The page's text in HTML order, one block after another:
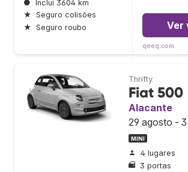
● Inclui 3604 km
★ Seguro colisões
★ Seguro roubo Ver
qeeq.com
Thrifty
Fiat 500
Alacante
29 agosto -
MINI
4 lugares
3 portas